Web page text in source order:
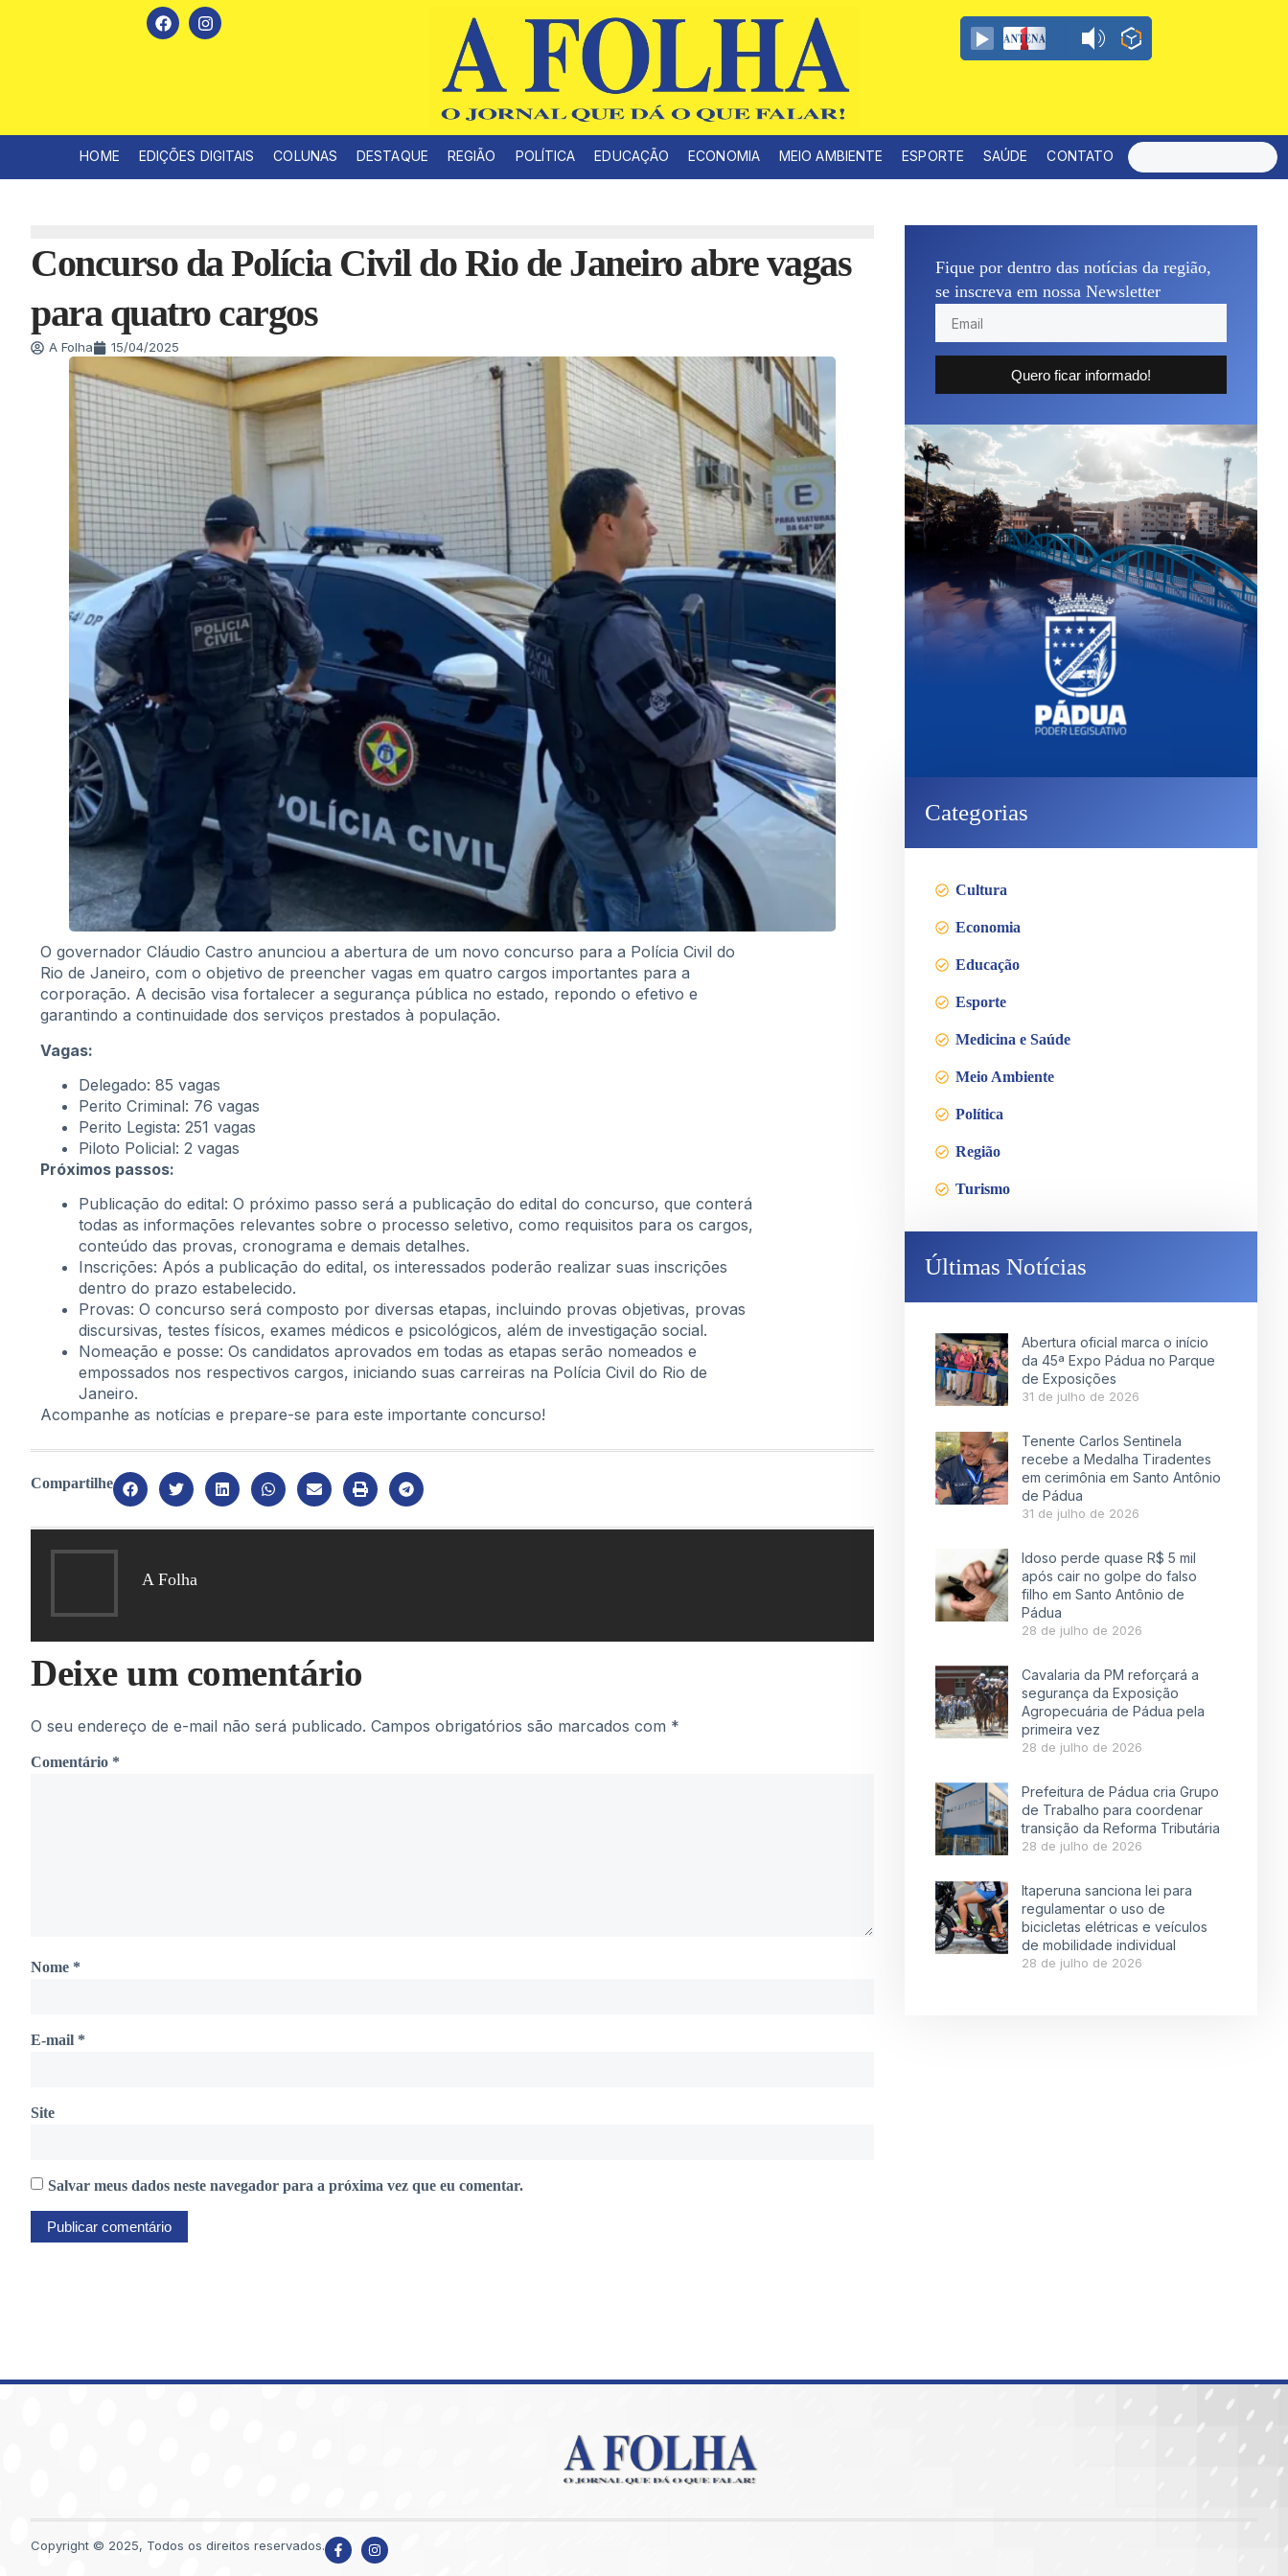
HOME EDIÇÕES DIGITAIS COLUNAS DESTAQUE REGIÃO POLÍTICA EDUCAÇÃO ECONOMIA MEIO AMBIENTE ESPORTE SAÚDE CONTATO
Concurso da Polícia Civil do Rio de Janeiro abre vagas
para quatro cargos
A Folha 15/04/2025
O governador Cláudio Castro anunciou a abertura de um novo concurso para a Polícia Civil do
Rio de Janeiro, com o objetivo de preencher vagas em quatro cargos importantes para a
corporação. A decisão visa fortalecer a segurança pública no estado, repondo o efetivo e
garantindo a continuidade dos serviços prestados à população.
Vagas:
Delegado: 85 vagas
Perito Criminal: 76 vagas
Perito Legista: 251 vagas
Piloto Policial: 2 vagas
Próximos passos:
Publicação do edital: O próximo passo será a publicação do edital do concurso, que conterá
todas as informações relevantes sobre o processo seletivo, como requisitos para os cargos,
conteúdo das provas, cronograma e demais detalhes.
Inscrições: Após a publicação do edital, os interessados poderão realizar suas inscrições
dentro do prazo estabelecido.
Provas: O concurso será composto por diversas etapas, incluindo provas objetivas, provas
discursivas, testes físicos, exames médicos e psicológicos, além de investigação social.
Nomeação e posse: Os candidatos aprovados em todas as etapas serão nomeados e
empossados nos respectivos cargos, iniciando suas carreiras na Polícia Civil do Rio de
Janeiro.
Acompanhe as notícias e prepare-se para este importante concurso!
Compartilhe
A Folha
Deixe um comentário
O seu endereço de e-mail não será publicado. Campos obrigatórios são marcados com *
Comentário *
Nome *
E-mail *
Site
Salvar meus dados neste navegador para a próxima vez que eu comentar.
Fique por dentro das notícias da região,
se inscreva em nossa Newsletter
Quero ficar informado!
Categorias
Cultura
Economia
Educação
Esporte
Medicina e Saúde
Meio Ambiente
Política
Região
Turismo
Últimas Notícias
Abertura oficial marca o início
da 45ª Expo Pádua no Parque
de Exposições
31 de julho de 2026
Tenente Carlos Sentinela
recebe a Medalha Tiradentes
em cerimônia em Santo Antônio
de Pádua
31 de julho de 2026
Idoso perde quase R$ 5 mil
após cair no golpe do falso
filho em Santo Antônio de
Pádua
28 de julho de 2026
Cavalaria da PM reforçará a
segurança da Exposição
Agropecuária de Pádua pela
primeira vez
28 de julho de 2026
Prefeitura de Pádua cria Grupo
de Trabalho para coordenar
transição da Reforma Tributária
28 de julho de 2026
Itaperuna sanciona lei para
regulamentar o uso de
bicicletas elétricas e veículos
de mobilidade individual
28 de julho de 2026
Copyright © 2025, Todos os direitos reservados.